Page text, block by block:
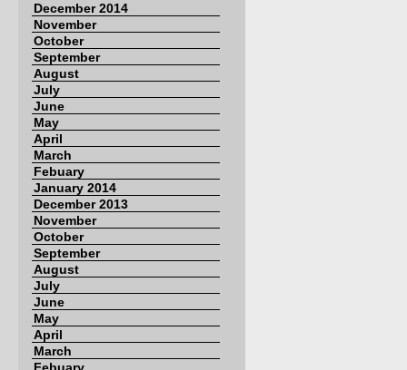
December 2014
November
October
September
August
July
June
May
April
March
Febuary
January 2014
December 2013
November
October
September
August
July
June
May
April
March